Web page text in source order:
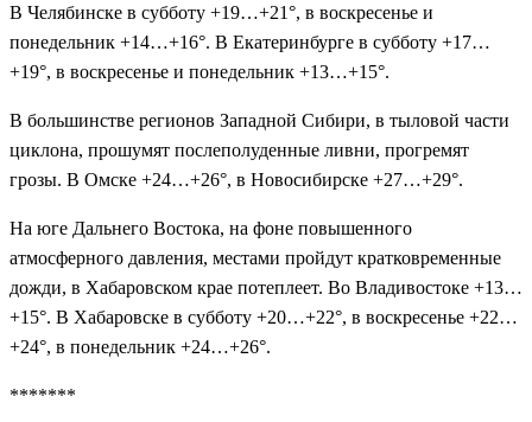
В Челябинске в субботу +19…+21°, в воскресенье и
понедельник +14…+16°. В Екатеринбурге в субботу +17…
+19°, в воскресенье и понедельник +13…+15°.
В большинстве регионов Западной Сибири, в тыловой части
циклона, прошумят послеполуденные ливни, прогремят
грозы. В Омске +24…+26°, в Новосибирске +27…+29°.
На юге Дальнего Востока, на фоне повышенного
атмосферного давления, местами пройдут кратковременные
дожди, в Хабаровском крае потеплеет. Во Владивостоке +13…
+15°. В Хабаровске в субботу +20…+22°, в воскресенье +22…
+24°, в понедельник +24…+26°.
*******